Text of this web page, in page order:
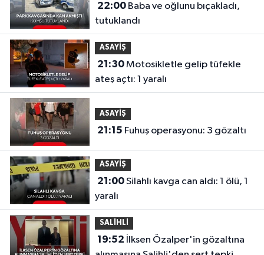
22:00Baba ve oğlunu bıçakladı,
tutuklandı
ASAYİŞ
21:30Motosikletle gelip tüfekle
ateş açtı: 1 yaralı
ASAYİŞ
21:15 Fuhuş operasyonu: 3 gözaltı
ASAYİŞ
21:00Silahlı kavga can aldı: 1 ölü, 1
yaralı
SALİHLİ
19:52